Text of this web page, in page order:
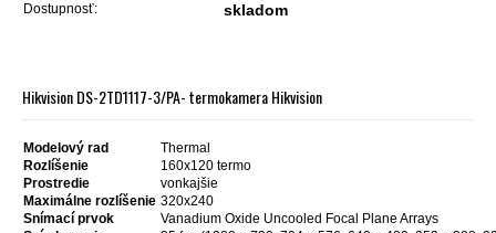
Dostupnosť: skladom
Hikvision DS-2TD1117-3/PA- termokamera Hikvision
Modelový rad
Thermal
Rozlíšenie
160x120 termo
Prostredie
vonkajšie
Maximálne rozlíšenie 320x240
Snímací prvok
Vanadium Oxide Uncooled Focal Plane Arrays